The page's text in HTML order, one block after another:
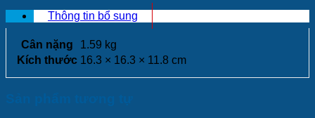
Thông tin bổ sung
Cân nặng
1.59 kg
Kích thước 16.3 × 16.3 × 11.8 cm